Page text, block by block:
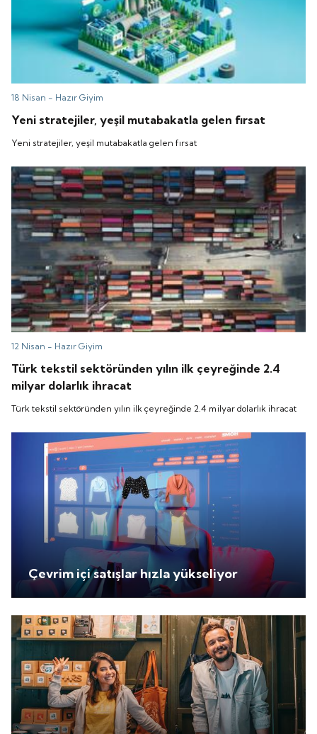
18 Nisan - Hazır Giyim
Yeni stratejiler, yeşil mutabakatla gelen fırsat
Yeni stratejiler, yeşil mutabakatla gelen fırsat
12 Nisan - Hazır Giyim
Türk tekstil sektöründen yılın ilk çeyreğinde 2.4
milyar dolarlık ihracat
Türk tekstil sektöründen yılın ilk çeyreğinde 2.4 milyar dolarlık ihracat
Çevrim içi satışlar hızla yükseliyor